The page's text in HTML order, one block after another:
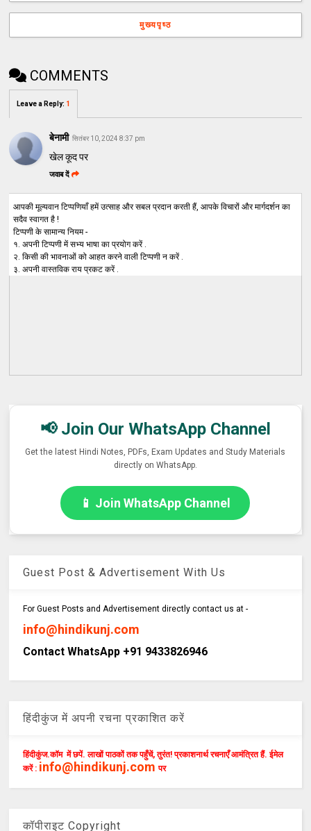
मुख्यपृष्ठ
COMMENTS
Leave a Reply: 1
बेनामी सितंबर 10, 2024 8:37 pm
खेल कूद पर
जवाब दें
आपकी मूल्यवान टिप्पणियाँ हमें उत्साह और सबल प्रदान करती हैं, आपके विचारों और मार्गदर्शन का
सदैव स्वागत है !
टिप्पणी के सामान्य नियम -
१. अपनी टिप्पणी में सभ्य भाषा का प्रयोग करें .
२. किसी की भावनाओं को आहत करने वाली टिप्पणी न करें .
३. अपनी वास्तविक राय प्रकट करें .
📢 Join Our WhatsApp Channel
Get the latest Hindi Notes, PDFs, Exam Updates and Study Materials
directly on WhatsApp.
📱 Join WhatsApp Channel
Guest Post & Advertisement With Us
For Guest Posts and Advertisement directly contact us at -
info@hindikunj.com
Contact WhatsApp +91 9433826946
हिंदीकुंज में अपनी रचना प्रकाशित करें
हिंदीकुंज.कॉम में छपें. लाखों पाठकों तक पहुँचें, तुरंत! प्रकाशनार्थ रचनाएँ आमंत्रित हैं. ईमेल
करें : info@hindikunj.com पर
कॉपीराइट Copyright